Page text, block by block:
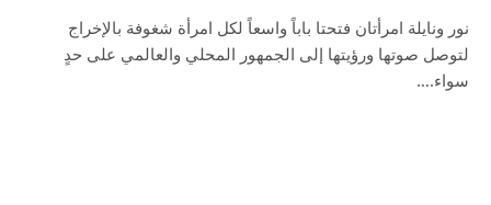
نور ونايلة امرأتان فتحتا باباً واسعاً لكل امرأة شغوفة بالإخراج
لتوصل صوتها ورؤيتها إلى الجمهور المحلي والعالمي على حدٍ
سواء.…